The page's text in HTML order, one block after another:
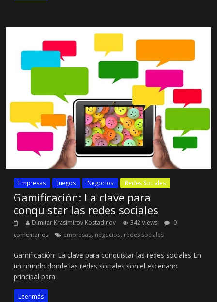
Empresas Juegos Negocios Redes Sociales
Gamificación: La clave para
conquistar las redes sociales
Dimitar Krasimirov Kostadinov 342 Views
0
comentarios
empresas, negocios, redes sociales
Gamificación: La clave para conquistar las redes sociales En
un mundo donde las redes sociales son el escenario
principal para
Leer más